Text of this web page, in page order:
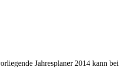
Jahresplaner 2014 kann